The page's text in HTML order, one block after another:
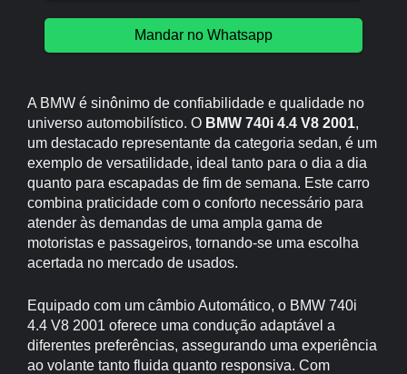
Mandar no Whatsapp
A BMW é sinônimo de confiabilidade e qualidade no
universo automobilístico. O BMW 740i 4.4 V8 2001,
um destacado representante da categoria sedan, é um
exemplo de versatilidade, ideal tanto para o dia a dia
quanto para escapadas de fim de semana. Este carro
combina praticidade com o conforto necessário para
atender às demandas de uma ampla gama de
motoristas e passageiros, tornando-se uma escolha
acertada no mercado de usados.
Equipado com um câmbio Automático, o BMW 740i
4.4 V8 2001 oferece uma condução adaptável a
diferentes preferências, assegurando uma experiência
ao volante tanto fluida quanto responsiva. Com